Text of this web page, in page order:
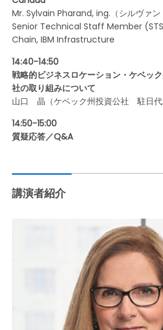
Mr. Sylvain Pharand, ing.（シルヴァン
Senior Technical Staff Member
Chain, IBM Infrastructure
14:40-14:50
戦略的ビジネスロケーション・ケベッ
社の取り組みについて
山口 晶（ケベック州投資公社 駐日代
14:50-15:00
質疑応答／Q&A
講演者紹介